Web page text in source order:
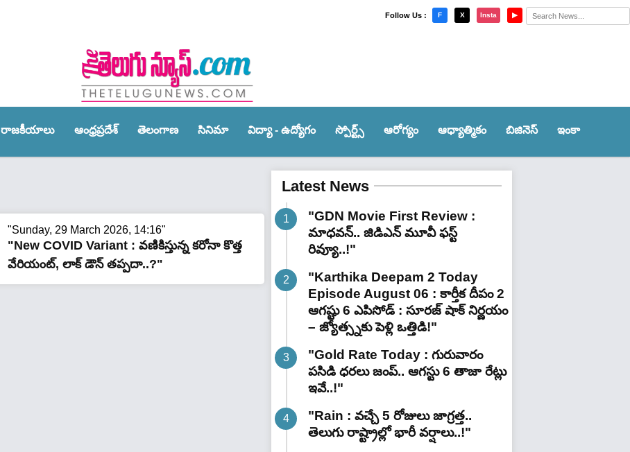
Follow Us : F X Insta ▶
రాజ‌కీయాలు ఆంధ్ర‌ప్ర‌దేశ్‌ తెలంగాణ‌ సినిమా విద్యా - ఉద్యోగం స్పోర్ట్స్‌ ఆరోగ్యం ఆధ్యాత్మికం బిజినెస్ ఇంకా
×
"Sunday, 29 March 2026, 14:16"
"New COVID Variant : వణికిస్తున్న కరోనా కొత్త
వేరియంట్, లాక్ డౌన్ తప్పదా..?"
Latest News
"GDN Movie First Review :
మాధవన్.. జిడిఎన్ మూవీ ఫ‌స్ట్
రివ్యూ..!"
"Karthika Deepam 2 Today
Episode August 06 : కార్తీక దీపం 2
ఆగష్టు 6 ఎపిసోడ్ : సూరజ్ షాక్ నిర్ణయం
– జ్యోత్స్నకు పెళ్లి ఒత్తిడి!"
"Gold Rate Today : గురువారం
పసిడి ధరలు జంప్.. ఆగస్టు 6 తాజా రేట్లు
ఇవే..!"
"Rain : వచ్చే 5 రోజులు జాగ్రత్త..
తెలుగు రాష్ట్రాల్లో భారీ వ‌ర్షాలు..!"